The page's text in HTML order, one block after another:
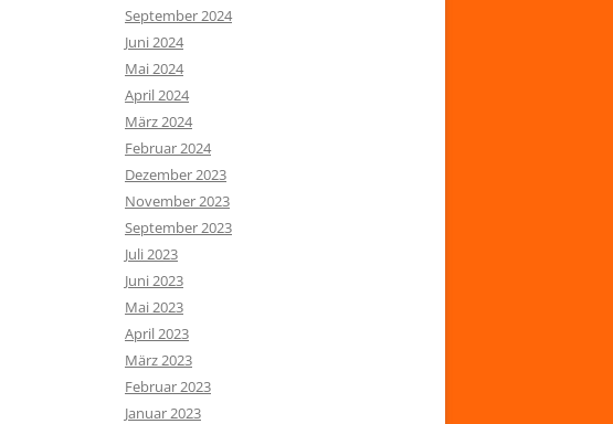
September 2024
Juni 2024
Mai 2024
April 2024
März 2024
Februar 2024
Dezember 2023
November 2023
September 2023
Juli 2023
Juni 2023
Mai 2023
April 2023
März 2023
Februar 2023
Januar 2023